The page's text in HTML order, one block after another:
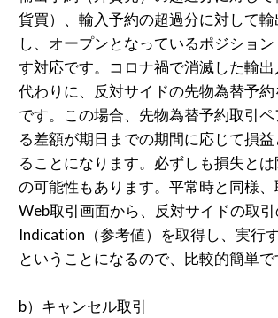
貨買）、輸入予約の超過分に対して
し、オープンとなっているポジショ
す対応です。コロナ禍で消滅した輸
代わりに、反対サイドの先物為替予
です。この場合、先物為替予約取引
る差額が期日までの期間に応じて損
ることになります。必ずしも損失と
の可能性もあります。平常時と同様
Web取引画面から、反対サイドの取
Indication（参考値）を取得し、実行
ということになるので、比較的簡単で
b）キャンセル取引